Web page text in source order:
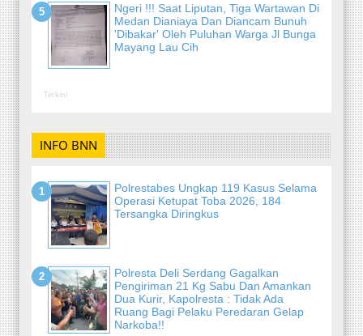
Ngeri !!! Saat Liputan, Tiga Wartawan Di
Medan Dianiaya Dan Diancam Bunuh
'Dibakar' Oleh Puluhan Warga Jl Bunga
Mayang Lau Cih
Terkini
INFO BNN
Polrestabes Ungkap 119 Kasus Selama
Operasi Ketupat Toba 2026, 184
Tersangka Diringkus
Polresta Deli Serdang Gagalkan
Pengiriman 21 Kg Sabu Dan Amankan
Dua Kurir, Kapolresta : Tidak Ada
Ruang Bagi Pelaku Peredaran Gelap
Narkoba!!